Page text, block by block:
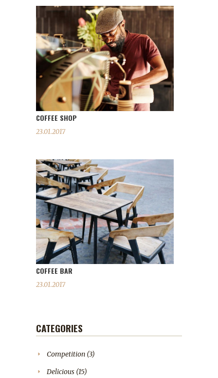
COFFEE SHOP
23.01.2017
COFFEE BAR
23.01.2017
CATEGORIES
Competition (3)
Delicious (15)